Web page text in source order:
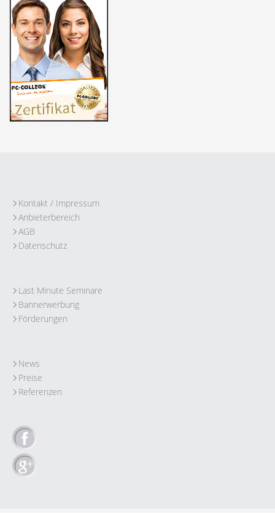
Kontakt / Impressum
Anbieterbereich
AGB
Datenschutz
Last Minute Seminare
Bannerwerbung
Förderungen
News
Preise
Referenzen